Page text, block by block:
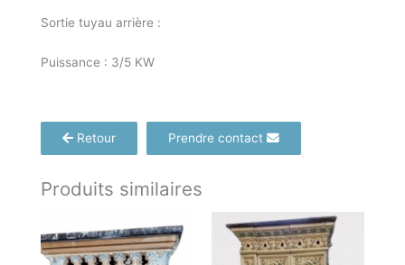
Sortie tuyau arrière :
Puissance : 3/5 KW
Retour Prendre contact
Produits similaires